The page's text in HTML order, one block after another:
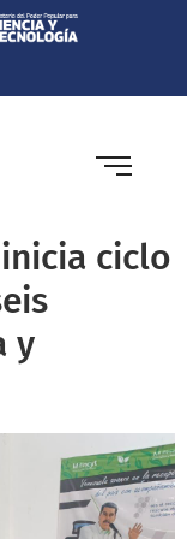
ciclo
y